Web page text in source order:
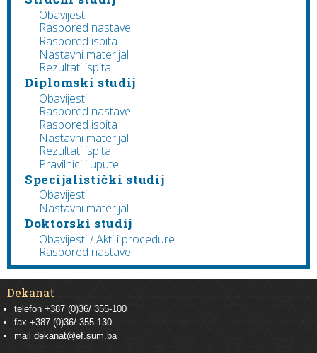
Obavijesti
Raspored nastave
Raspored ispita
Nastavni materijal
Rezultati ispita
Diplomski studij
Obavijesti
Raspored nastave
Raspored ispita
Nastavni materijal
Rezultati ispita
Pravilnici i upute
Specijalistički studij
Obavijesti
Nastavni materijal
Doktorski studij
Obavijesti / Akti i procedure
Raspored nastave
Dekanat
telefon +387 (0)36/ 355-100
fax +387 (0)36/ 355-130
mail dekanat@ef.sum.ba